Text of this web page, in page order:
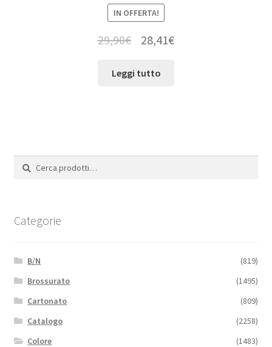
IN OFFERTA!
29,90€ 28,41€
Leggi tutto
Cerca:
Cerca
Categorie
B/N
(819)
Brossurato
(1495)
Cartonato
(809)
Catalogo
(2258)
Colore
(1483)